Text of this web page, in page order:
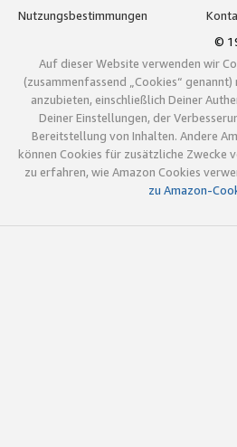
Nutzungsbestimmungen
©
Auf dieser Website verwenden wir
(zusammenfassend „Cookies“
anzubieten, einschließlich Deiner
Deiner Einstellungen, der
Bereitstellung von Inhalten. Andere
können Cookies für zusätzliche Zwecke
zu erfahren, wie Amazon Cookies
zu Amazon-